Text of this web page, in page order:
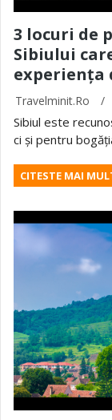
3 locuri de
Sibiului
experiența
Travelminit.ro /
Sibiul este
ci și pentru
CITESTE MAI